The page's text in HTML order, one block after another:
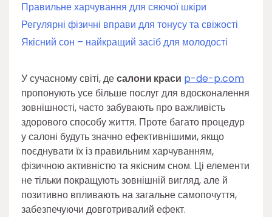
Правильне харчування для сяючої шкіри
Регулярні фізичні вправи для тонусу та свіжості
Якісний сон – найкращий засіб для молодості
У сучасному світі, десалони краси p-de-p.com
пропонують усе більше послуг для вдосконалення
зовнішності, часто забувають про важливість
здорового способу життя. Проте багато процедур
у салоні будуть значно ефективнішими, якщо
поєднувати їх із правильним харчуванням,
фізичною активністю та якісним сном. Ці елементи
не тільки покращують зовнішній вигляд, але й
позитивно впливають на загальне самопочуття,
забезпечуючи довготривалий ефект.